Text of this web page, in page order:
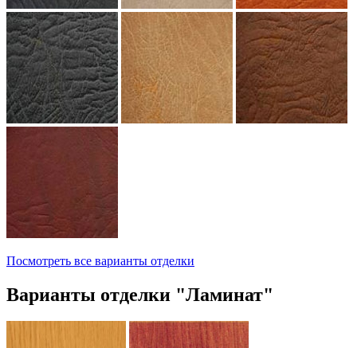
Посмотреть все варианты отделки
Варианты отделки "Ламинат"